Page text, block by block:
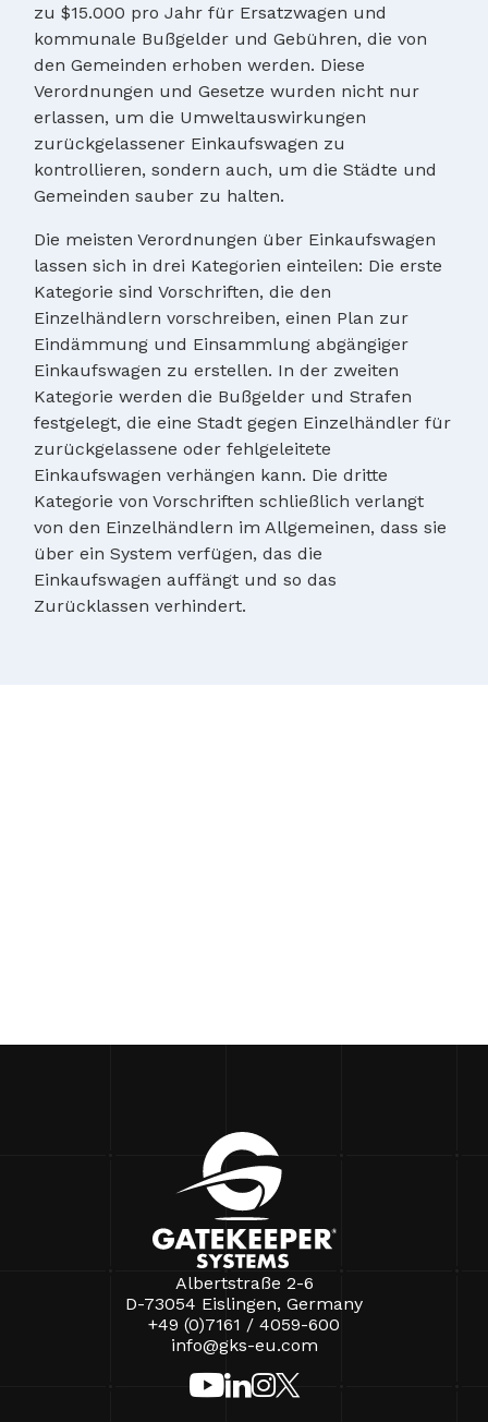
zu $15.000 pro Jahr für Ersatzwagen und
kommunale Bußgelder und Gebühren, die von
den Gemeinden erhoben werden. Diese
Verordnungen und Gesetze wurden nicht nur
erlassen, um die Umweltauswirkungen
zurückgelassener Einkaufswagen zu
kontrollieren, sondern auch, um die Städte und
Gemeinden sauber zu halten.
Die meisten Verordnungen über Einkaufswagen
lassen sich in drei Kategorien einteilen: Die erste
Kategorie sind Vorschriften, die den
Einzelhändlern vorschreiben, einen Plan zur
Eindämmung und Einsammlung abgängiger
Einkaufswagen zu erstellen. In der zweiten
Kategorie werden die Bußgelder und Strafen
festgelegt, die eine Stadt gegen Einzelhändler für
zurückgelassene oder fehlgeleitete
Einkaufswagen verhängen kann. Die dritte
Kategorie von Vorschriften schließlich verlangt
von den Einzelhändlern im Allgemeinen, dass sie
über ein System verfügen, das die
Einkaufswagen auffängt und so das
Zurücklassen verhindert.
Albertstraße 2-6
D-73054 Eislingen, Germany
+49 (0)7161 / 4059-600
info@gks-eu.com